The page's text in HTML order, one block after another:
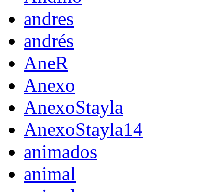
andres
andrés
AneR
Anexo
AnexoStayla
AnexoStayla14
animados
animal